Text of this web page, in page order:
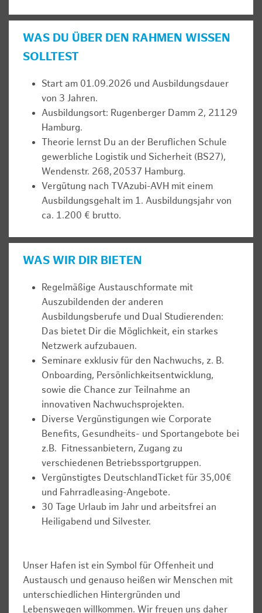
WAS DU ÜBER DEN RAHMEN WISSEN
SOLLTEST
Start am 01.09.2026 und Ausbildungsdauer
von 3 Jahren.
Ausbildungsort: Rugenberger Damm 2, 21129
Hamburg.
Theorie lernst Du an der Beruflichen Schule
gewerbliche Logistik und Sicherheit (BS27),
Wendenstr. 268, 20537 Hamburg.
Vergütung nach TVAzubi-AVH mit einem
Ausbildungsgehalt im 1. Ausbildungsjahr von
ca. 1.200 € brutto.
WAS WIR DIR BIETEN
Regelmäßige Austauschformate mit
Auszubildenden der anderen
Ausbildungsberufe und Dual Studierenden:
Das bietet Dir die Möglichkeit, ein starkes
Netzwerk aufzubauen.
Seminare exklusiv für den Nachwuchs, z. B.
Onboarding, Persönlichkeitsentwicklung,
sowie die Chance zur Teilnahme an
innovativen Nachwuchsprojekten.
Diverse Vergünstigungen wie Corporate
Benefits, Gesundheits- und Sportangebote bei
z.B. Fitnessanbietern, Zugang zu
verschiedenen Betriebssportgruppen.
Vergünstigtes DeutschlandTicket für 35,00€
und Fahrradleasing-Angebote.
30 Tage Urlaub im Jahr und arbeitsfrei an
Heiligabend und Silvester.
Unser Hafen ist ein Symbol für Offenheit und
Austausch und genauso heißen wir Menschen mit
unterschiedlichen Hintergründen und
Lebenswegen willkommen. Wir freuen uns daher